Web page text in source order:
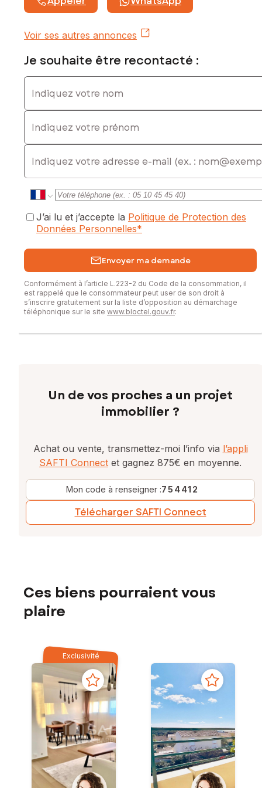
Voir ses autres annonces
Je souhaite être recontacté :
Indiquez votre nom
Indiquez votre prénom
E-mail
J’ai lu et j’accepte la Politique de Protection des
Données Personnelles*
Envoyer ma demande
Conformément à l’article L.223-2 du Code de la consommation, il
est rappelé que le consommateur peut user de son droit à
s’inscrire gratuitement sur la liste d’opposition au démarchage
téléphonique sur le site www.bloctel.gouv.fr.
Un de vos proches a un projet
immobilier ?
Achat ou vente, transmettez-moi l’info via l’appli
SAFTI Connect et gagnez 875€ en moyenne.
Mon code à renseigner :754412
Télécharger SAFTI Connect
Ces biens pourraient vous
plaire
Exclusivité